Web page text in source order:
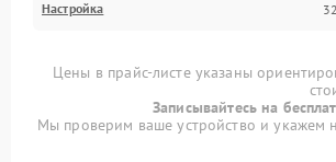
Настройка
Цены в прайс-листе указаны
Записывайтесь на
Мы проверим ваше устройство и укажем